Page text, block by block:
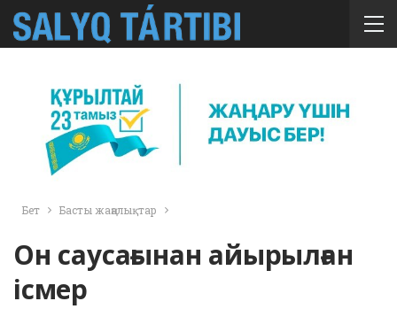
Бет Басты жаңалықтар
Он саусағынан айырылған
ісмер